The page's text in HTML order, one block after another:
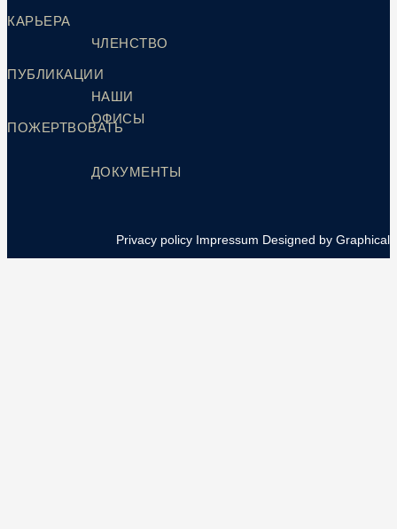
КАРЬЕРА
ПУБЛИКАЦИИ
ПОЖЕРТВОВАТЬ
ЧЛЕНСТВО
НАШИ
ОФИСЫ
ДОКУМЕНТЫ
Privacy policy Impressum Designed by Graphical